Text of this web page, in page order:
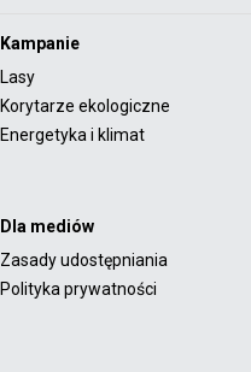
Kampanie
Lasy
Korytarze ekologiczne
Energetyka i klimat
Dla mediów
Zasady udostępniania
Polityka prywatności